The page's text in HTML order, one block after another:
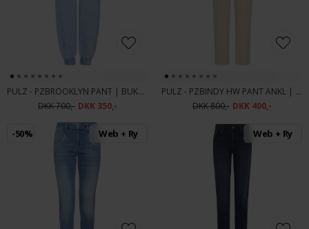
PULZ - PZBROOKLYN PANT | BUKSER 200008 LIGHT BLUE DENIM
DKK 700,- DKK 350,-
PULZ - PZBINDY HW PANT ANKL | BUKSER PURE CASHMERE
DKK 800,- DKK 400,-
-50% Web + Ry Web + Ry